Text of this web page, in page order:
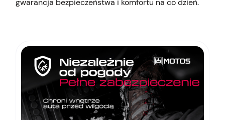
gwarancja bezpieczeństwa i komfortu na co dzień.